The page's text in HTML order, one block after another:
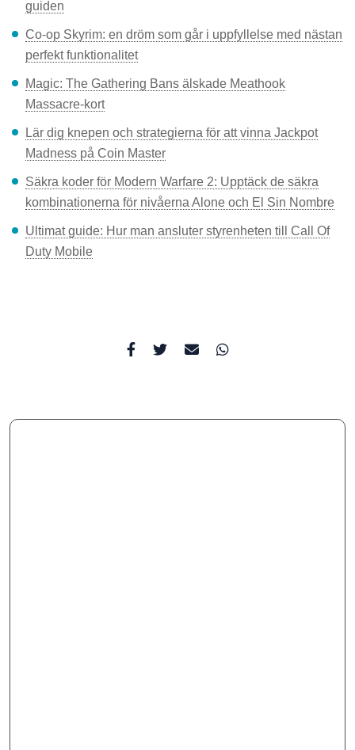
Co-op Skyrim: en dröm som går i uppfyllelse med nästan
perfekt funktionalitet
Magic: The Gathering Bans älskade Meathook
Massacre-kort
Lär dig knepen och strategierna för att vinna Jackpot
Madness på Coin Master
Säkra koder för Modern Warfare 2: Upptäck de säkra
kombinationerna för nivåerna Alone och El Sin Nombre
Ultimat guide: Hur man ansluter styrenheten till Call Of
Duty Mobile